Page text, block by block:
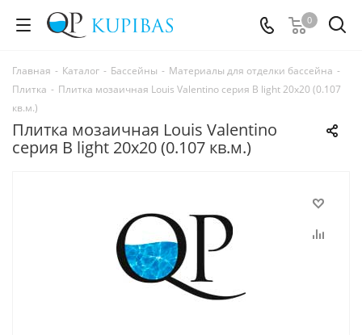
0
Главная - Каталог - Бассейны - Материалы для отделки бассейна -
Плитка - Плитка мозаичная Louis Valentino серия B light 20x20 (0.107
кв.м.)
Плитка мозаичная Louis Valentino
серия B light 20x20 (0.107 кв.м.)